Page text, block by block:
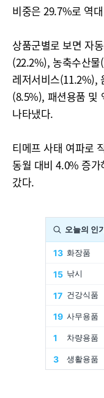
비중은 29.7%로 역
상품군별로 보면 자
(22.2%), 농축수산
레저서비스(11.2%),
(8.5%), 패션용품 및
나타냈다.
티메프 사태 여파로
동월 대비 4.0% 증
갔다.